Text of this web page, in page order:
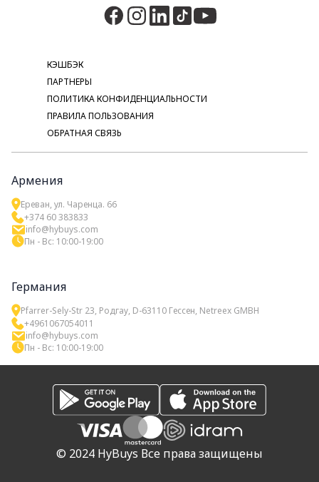
КЭШБЭК
ПАРТНЕРЫ
ПОЛИТИКА КОНФИДЕНЦИАЛЬНОСТИ
ПРАВИЛА ПОЛЬЗОВАНИЯ
ОБРАТНАЯ СВЯЗЬ
Армения
Ереван, ул. Чаренца. 66
+374 60 383833
info@hybuys.com
Пн - Вс: 10:00-19:00
Германия
Pfarrer-Sely-Str 23, Родгау, D-63110 Гессен, Netreex GMBH
+4961067054011
info@hybuys.com
Пн - Вс: 10:00-19:00
© 2024 HyBuys Все права защищены